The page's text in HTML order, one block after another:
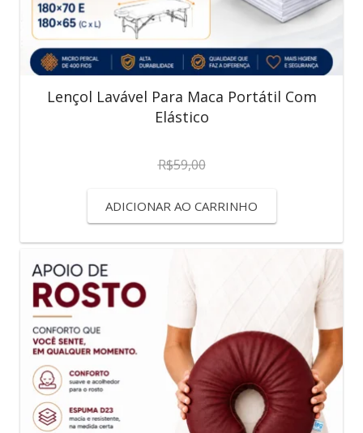
Lençol Lavável Para Maca Portátil Com
Elástico
R$59,00
ADICIONAR AO CARRINHO